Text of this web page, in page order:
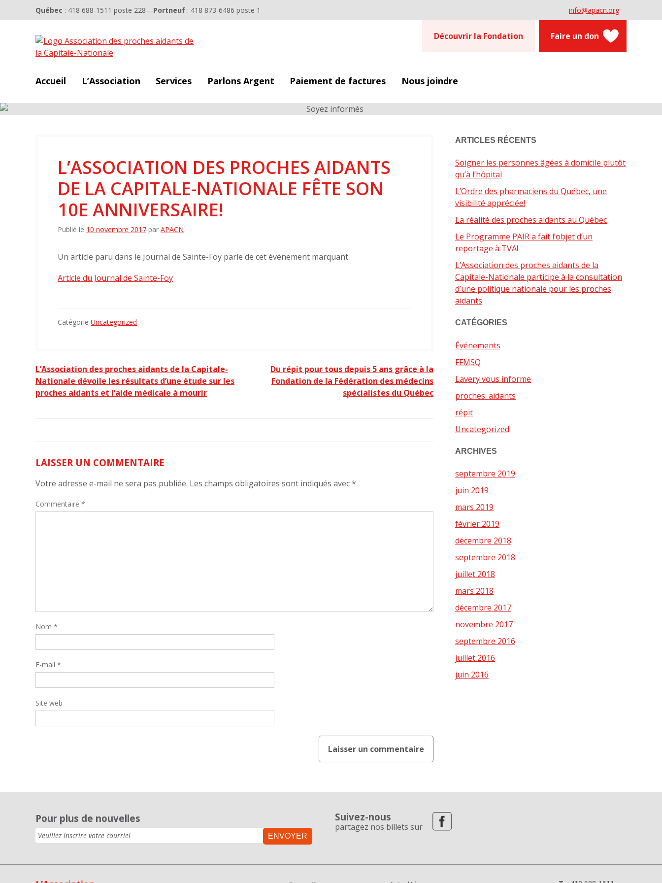
Québec : 418 688-1511 poste 228—Portneuf : 418 873-6486 poste 1 info@apacn.org
Découvrir la Fondation Faire un don
Accueil L’Association Services Parlons Argent Paiement de factures Nous joindre
L’ASSOCIATION DES PROCHES AIDANTS
DE LA CAPITALE-NATIONALE FÊTE SON
10E ANNIVERSAIRE!
Publié le 10 novembre 2017 par APACN
Un article paru dans le Journal de Sainte-Foy parle de cet événement marquant.
Article du Journal de Sainte-Foy
Catégorie Uncategorized
Navigation
de
l’article
L’Association des proches aidants de la Capitale-
Nationale dévoile les résultats d’une étude sur les
proches aidants et l’aide médicale à mourir
Du répit pour tous depuis 5 ans grâce à la
Fondation de la Fédération des médecins
spécialistes du Québec
LAISSER UN COMMENTAIRE
Votre adresse e-mail ne sera pas publiée. Les champs obligatoires sont indiqués avec*
Commentaire *
Nom *
E-mail *
Site web
ARTICLES RÉCENTS
Soigner les personnes âgées à domicile plutôt
qu’à l’hôpital
L’Ordre des pharmaciens du Québec, une
visibilité appréciée!
La réalité des proches aidants au Québec
Le Programme PAIR a fait l’objet d’un
reportage à TVA!
L’Association des proches aidants de la
Capitale-Nationale participe à la consultation
d’une politique nationale pour les proches
aidants
CATÉGORIES
Événements
FFMSQ
Lavery vous informe
proches_aidants
répit
Uncategorized
ARCHIVES
septembre 2019
juin 2019
mars 2019
février 2019
décembre 2018
septembre 2018
juillet 2018
mars 2018
décembre 2017
novembre 2017
septembre 2016
juillet 2016
juin 2016
Pour plus de nouvelles
ENVOYER
Suivez-nous
partagez nos billets sur